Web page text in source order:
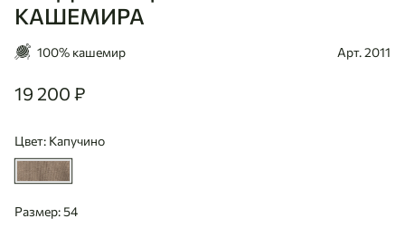
КАШЕМИРА
100% кашемир Арт. 2011
19200
19 200 ₽
Цвет: Капучино
Размер: 54